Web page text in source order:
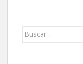
Buscar: